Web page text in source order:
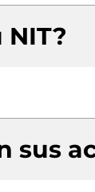
NIT?
sus